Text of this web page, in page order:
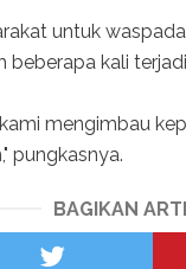
untuk
beberapa kali
mengimbau
pungkasnya.
BAGIKAN